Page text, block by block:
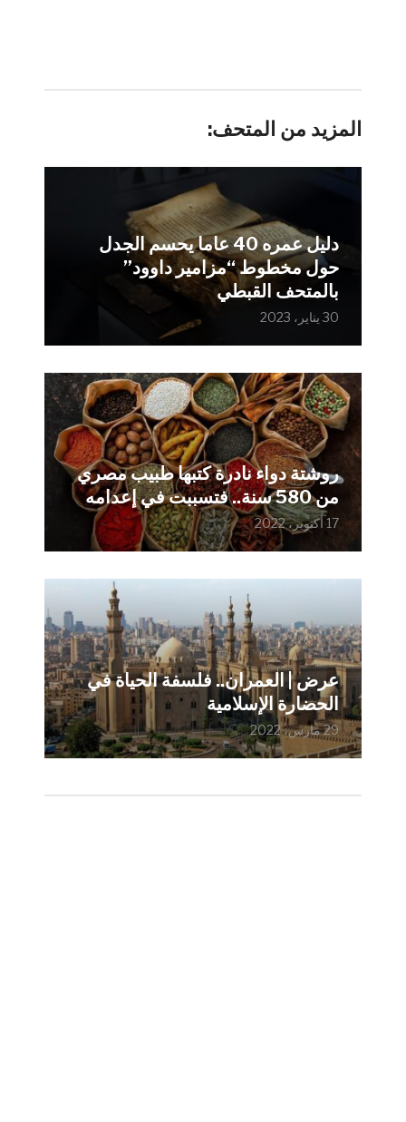
المزيد من المتحف:
دليل عمره 40 عاما يحسم الجدل
حول مخطوط “مزامير داوود”
بالمتحف القبطي
30 يناير، 2023
روشتة دواء نادرة كتبها طبيب مصري
من 580 سنة.. فتسببت في إعدامه
17 أكتوبر، 2022
عرض | العمران.. فلسفة الحياة في
الحضارة الإسلامية
29 مارس، 2022